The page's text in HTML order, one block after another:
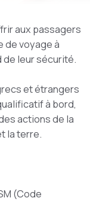
aux passagers
de voyage à
de leur sécurité.
et étrangers
à bord,
actions de la
la terre.
(Code